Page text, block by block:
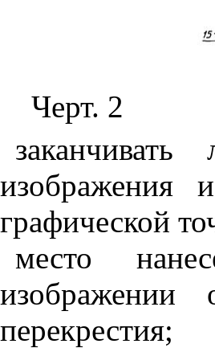
Черт. 2
изображения
графической
место
изображении
перекрестия;